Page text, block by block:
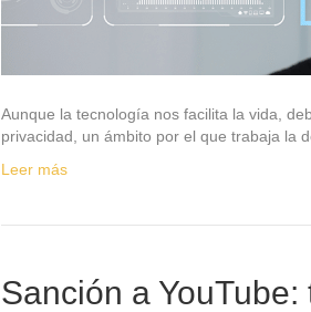
Aunque la tecnología nos facilita la vida,
privacidad, un ámbito por el que trabaja la
Leer más
Sanción a